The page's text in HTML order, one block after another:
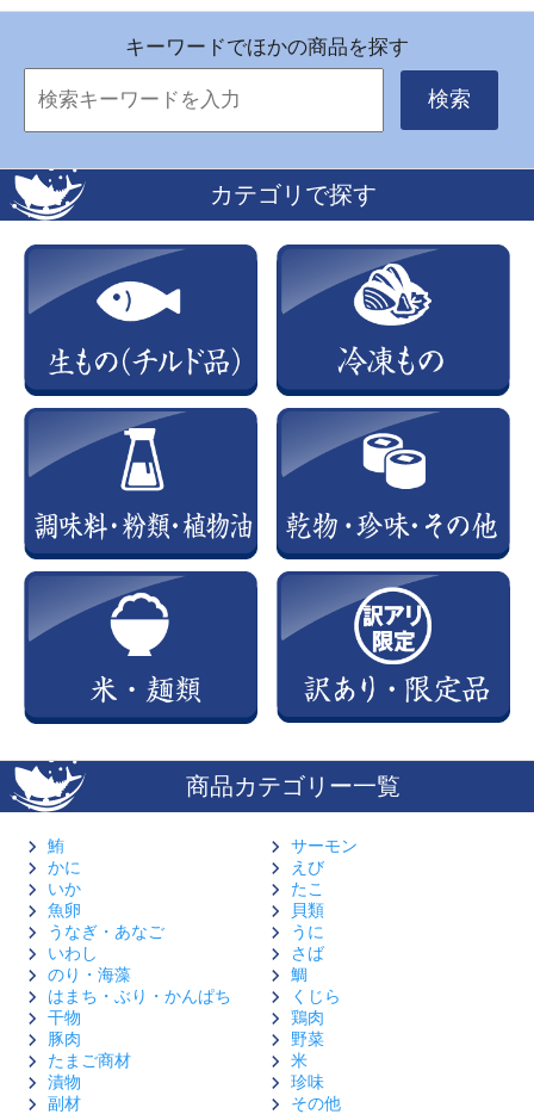
キーワードでほかの商品を探す
検索
カテゴリで探す
商品カテゴリー一覧
鮪
サーモン
かに
えび
いか
たこ
魚卵
貝類
うなぎ・あなご
うに
いわし
さば
のり・海藻
鯛
はまち・ぶり・かんぱち
くじら
干物
鶏肉
豚肉
野菜
たまご商材
米
漬物
珍味
副材
その他